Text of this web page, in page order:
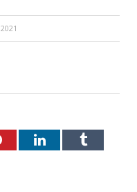
PinterestLinkedInTumblr